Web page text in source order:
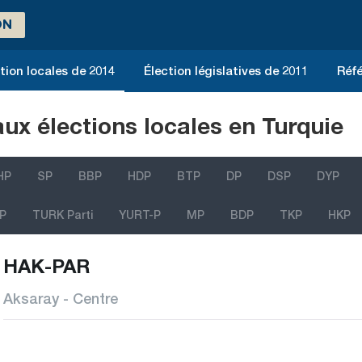
locales de 2014 Élection législatives de 2011
élections locales en Turquie
SP BBP HDP BTP DP DSP DYP
TURK Parti YURT-P MP BDP TKP HKP
HAK-PAR
Aksaray - Centre